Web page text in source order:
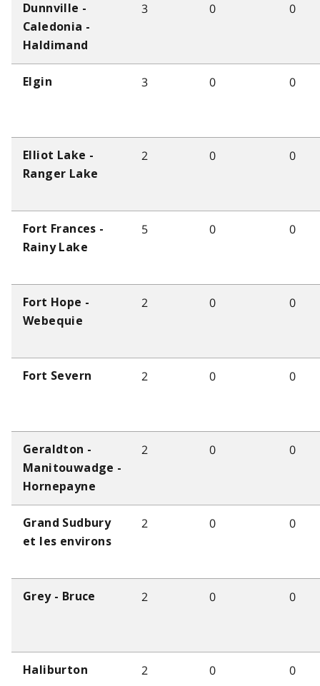
Dunnville -
Caledonia -
Haldimand
3 0 0
Elgin 3 0 0
Elliot Lake -
Ranger Lake
2 0 0
Fort Frances -
Rainy Lake
5 0 0
Fort Hope -
Webequie
2 0 0
Fort Severn 2 0 0
Geraldton -
Manitouwadge -
Hornepayne
2 0 0
Grand Sudbury
et les environs
2 0 0
Grey - Bruce 2 0 0
Haliburton 2 0 0